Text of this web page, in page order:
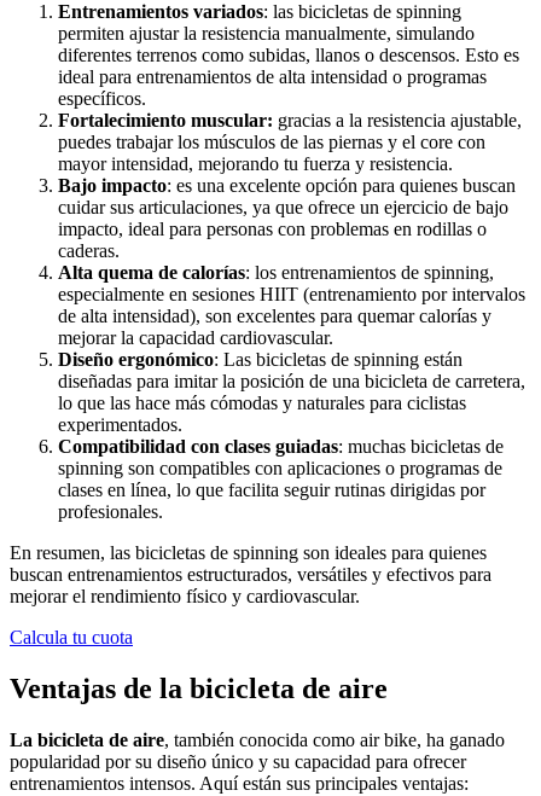
Entrenamientos variados: las bicicletas de spinning
permiten ajustar la resistencia manualmente, simulando
diferentes terrenos como subidas, llanos o descensos. Esto es
ideal para entrenamientos de alta intensidad o programas
específicos.
Fortalecimiento muscular: gracias a la resistencia ajustable,
puedes trabajar los músculos de las piernas y el core con
mayor intensidad, mejorando tu fuerza y resistencia.
Bajo impacto: es una excelente opción para quienes buscan
cuidar sus articulaciones, ya que ofrece un ejercicio de bajo
impacto, ideal para personas con problemas en rodillas o
caderas.
Alta quema de calorías: los entrenamientos de spinning,
especialmente en sesiones HIIT (entrenamiento por intervalos
de alta intensidad), son excelentes para quemar calorías y
mejorar la capacidad cardiovascular.
Diseño ergonómico: Las bicicletas de spinning están
diseñadas para imitar la posición de una bicicleta de carretera,
lo que las hace más cómodas y naturales para ciclistas
experimentados.
Compatibilidad con clases guiadas: muchas bicicletas de
spinning son compatibles con aplicaciones o programas de
clases en línea, lo que facilita seguir rutinas dirigidas por
profesionales.
En resumen, las bicicletas de spinning son ideales para quienes
buscan entrenamientos estructurados, versátiles y efectivos para
mejorar el rendimiento físico y cardiovascular.
Calcula tu cuota
Ventajas de la bicicleta de aire
La bicicleta de aire, también conocida como air bike, ha ganado
popularidad por su diseño único y su capacidad para ofrecer
entrenamientos intensos. Aquí están sus principales ventajas: